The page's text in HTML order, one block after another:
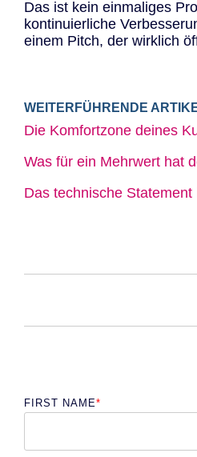
Das ist kein einmaliges
kontinuierliche
einem Pitch, der wirklich
WEITERFÜHRENDE
Die Komfortzone deines
Was für ein Mehrwert hat
Das technische Statement
FIRST NAME*